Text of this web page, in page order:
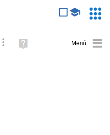
Búsqueda avanzada
Ayuda
(en